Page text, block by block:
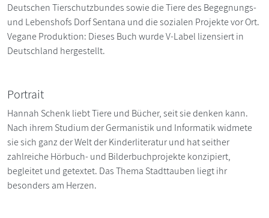
Deutschen Tierschutzbundes sowie die Tiere des Begegnungs-
und Lebenshofs Dorf Sentana und die sozialen Projekte vor Ort.
Vegane Produktion: Dieses Buch wurde V-Label lizensiert in
Deutschland hergestellt.
Portrait
Hannah Schenk liebt Tiere und Bücher, seit sie denken kann.
Nach ihrem Studium der Germanistik und Informatik widmete
sie sich ganz der Welt der Kinderliteratur und hat seither
zahlreiche Hörbuch- und Bilderbuchprojekte konzipiert,
begleitet und getextet. Das Thema Stadttauben liegt ihr
besonders am Herzen.